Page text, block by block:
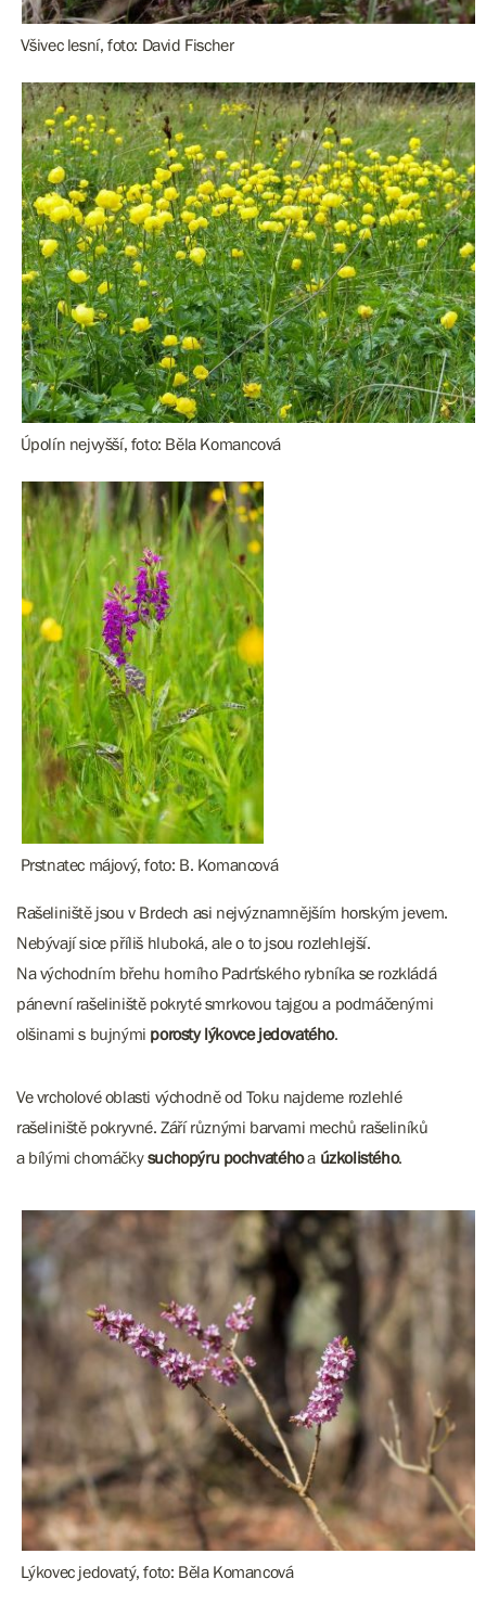
Všivec lesní, foto: David Fischer
Úpolín nejvyšší, foto: Běla Komancová
Prstnatec májový, foto: B. Komancová
Rašeliniště jsou v Brdech asi nejvýznamnějším horským jevem.
Nebývají sice příliš hluboká, ale o to jsou rozlehlejší.
Na východním břehu horního Padrťského rybníka se rozkládá
pánevní rašeliniště pokryté smrkovou tajgou a podmáčenými
olšinami s bujnými porosty lýkovce jedovatého.
Ve vrcholové oblasti východně od Toku najdeme rozlehlé
rašeliniště pokryvné. Září různými barvami mechů rašeliníků
a bílými chomáčkysuchopýru pochvatéhoa úzkolistého.
Lýkovec jedovatý, foto: Běla Komancová